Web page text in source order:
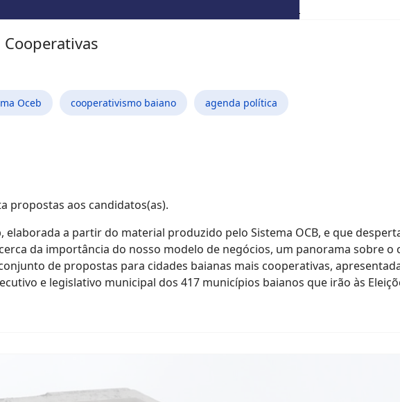
Oceb cooperativismo baiano agenda política
propostas aos candidatos(as).
a partir do material produzido pelo Sistema OCB, e que
da importância do nosso modelo de negócios, um panorama sobre
de propostas para cidades baianas mais cooperativas,
e legislativo municipal dos 417 municípios baianos que irão às